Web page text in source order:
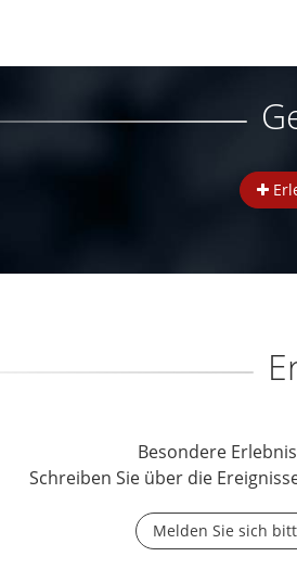
Besondere
Schreiben Sie über die
Melden Sie sich